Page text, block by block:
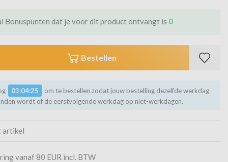
Bonuspunten dat je voor dit product ontvangt is 0
Bestellen
03:04:24
om te bestellen zodat jouw bestelling dezelfde werkdag
wordt of de eerstvolgende werkdag op niet-werkdagen.
artikel
vanaf 80 EUR incl. BTW